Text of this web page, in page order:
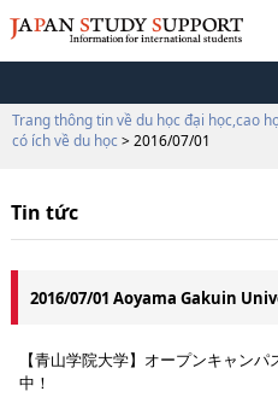
Trang thông tin về du học đại học,cao
có ích về du học > 2016/07/01
Tin tức
2016/07/01 Aoyama Gakuin
【青山学院大学】オープンキャン
中！